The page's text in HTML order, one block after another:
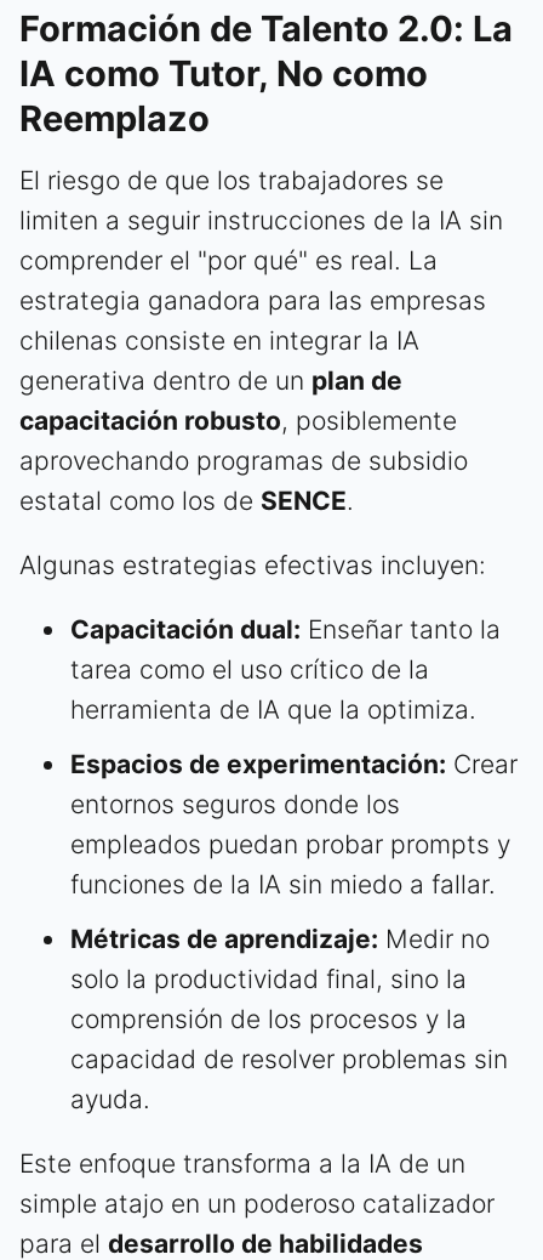
Formación de Talento 2.0: La
IA como Tutor, No como
Reemplazo
El riesgo de que los trabajadores se
limiten a seguir instrucciones de la IA sin
comprender el "por qué" es real. La
estrategia ganadora para las empresas
chilenas consiste en integrar la IA
generativa dentro de un plan de
capacitación robusto, posiblemente
aprovechando programas de subsidio
estatal como los de SENCE.
Algunas estrategias efectivas incluyen:
Capacitación dual: Enseñar tanto la
tarea como el uso crítico de la
herramienta de IA que la optimiza.
Espacios de experimentación: Crear
entornos seguros donde los
empleados puedan probar prompts y
funciones de la IA sin miedo a fallar.
Métricas de aprendizaje: Medir no
solo la productividad final, sino la
comprensión de los procesos y la
capacidad de resolver problemas sin
ayuda.
Este enfoque transforma a la IA de un
simple atajo en un poderoso catalizador
para el desarrollo de habilidades